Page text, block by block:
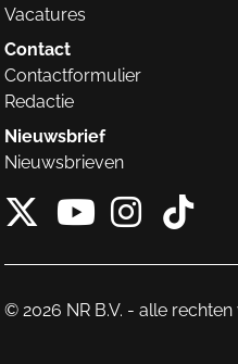
Vacatures
Contact
Contactformulier
Redactie
Nieuwsbrief
Nieuwsbrieven
X van
© 2026 NR B.V. - alle